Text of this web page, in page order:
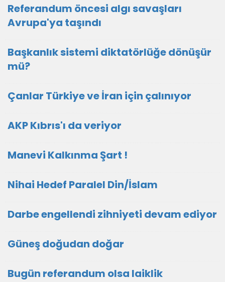
Referandum öncesi algı savaşları
Avrupa'ya taşındı
Başkanlık sistemi diktatörlüğe dönüşür
mü?
Çanlar Türkiye ve İran için çalınıyor
AKP Kıbrıs'ı da veriyor
Manevi Kalkınma Şart !
Nihai Hedef Paralel Din/İslam
Darbe engellendi zihniyeti devam ediyor
Güneş doğudan doğar
Bugün referandum olsa laiklik